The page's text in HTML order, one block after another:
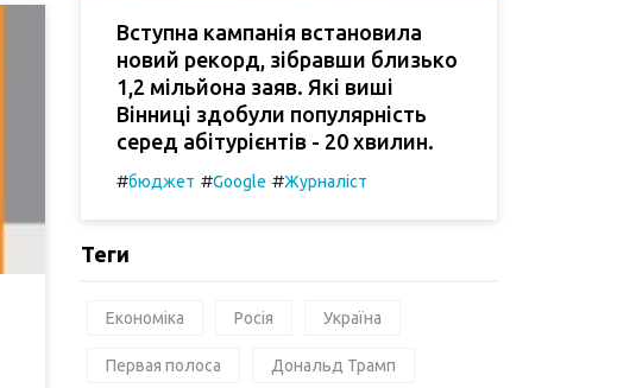
Вступна кампанія встановила
новий рекорд, зібравши близько
1,2 мільйона заяв. Які виші
Вінниці здобули популярність
серед абітурієнтів - 20 хвилин.
#бюджет #Google #Журналіст
Теги
Економіка Росія Україна
Первая полоса Дональд Трамп